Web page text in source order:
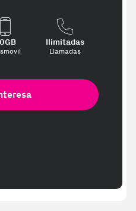
Gracias a nuestros
Ilimitadas
Llamadas